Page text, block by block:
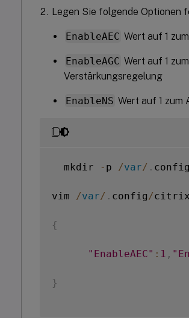
Legen Sie folgende Optionen
EnableAEC Wert auf 1
EnableAGC Wert auf 1
Verstärkungsregelung
EnableNS Wert auf 1 zum
  mkdir
- p /var/ . config
vim /var/ . config /citrix
{
"EnableAEC" : 1 ,
}